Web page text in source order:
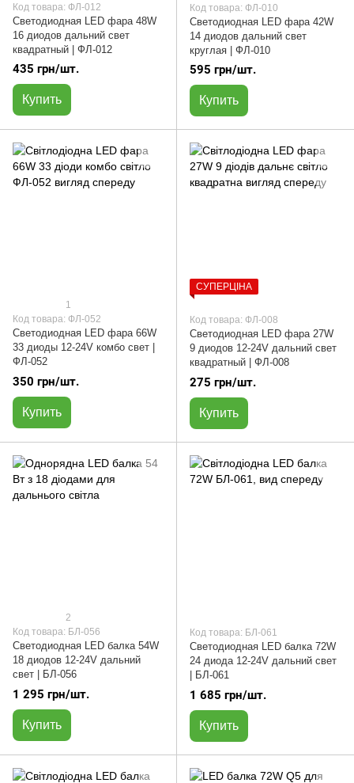
Код товара: ФЛ-012
Светодиодная LED фара 48W
16 диодов дальний свет
квадратный | ФЛ-012
435 грн/шт.
Купить
Код товара: ФЛ-010
Светодиодная LED фара 42W
14 диодов дальний свет
круглая | ФЛ-010
595 грн/шт.
Купить
1
Код товара: ФЛ-052
Светодиодная LED фара 66W
33 диоды 12-24V комбо свет |
ФЛ-052
350 грн/шт.
Купить
СУПЕРЦІНА
Код товара: ФЛ-008
Светодиодная LED фара 27W
9 диодов 12-24V дальний свет
квадратный | ФЛ-008
275 грн/шт.
Купить
2
Код товара: БЛ-056
Светодиодная LED балка 54W
18 диодов 12-24V дальний
свет | БЛ-056
1 295 грн/шт.
Купить
Код товара: БЛ-061
Светодиодная LED балка 72W
24 диода 12-24V дальний свет
| БЛ-061
1 685 грн/шт.
Купить